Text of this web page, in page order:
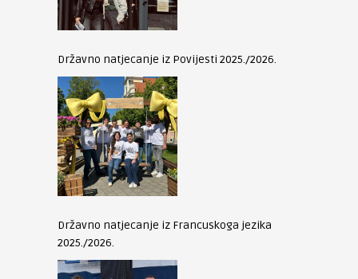
Državno natjecanje iz Povijesti 2025./2026.
Državno natjecanje iz Francuskoga jezika
2025./2026.